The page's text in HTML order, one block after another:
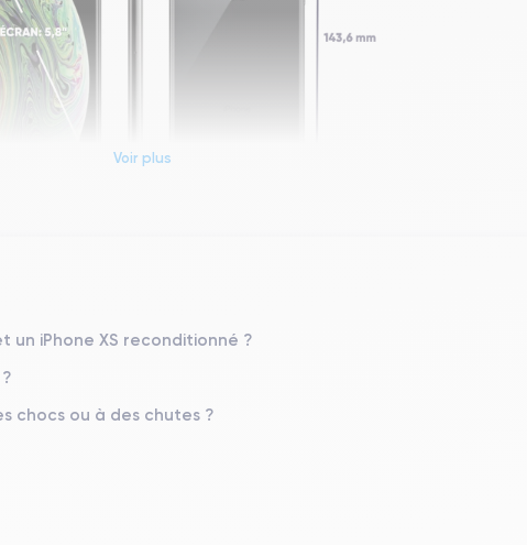
iOS (iOS 16)
Voir plus
un iPhone XS reconditionné ?
chocs ou à des chutes ?